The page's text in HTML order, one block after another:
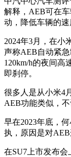
解释，AEB可在
动，降低车辆的速
2024年3月，在小
声称AEB自动紧急
120km/h的夜间高
即刹停。
很多人是从小米4
AEB功能类似，
早在2023年底，
执，原因是对
在SU7上市发布